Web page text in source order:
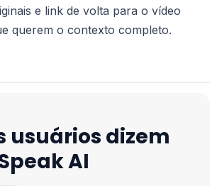
e link de volta para o vídeo
querem o contexto completo.
usuários dizem
AI